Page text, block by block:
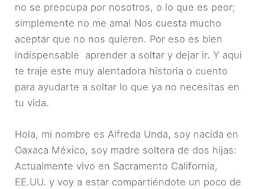
no se preocupa por nosotros, o lo que es peor;
simplemente no me ama! Nos cuesta mucho
aceptar que no nos quieren. Por eso es bien
indispensable aprender a soltar y dejar ir. Y aqui
te traje este muy alentadora historia o cuento
para ayudarte a soltar lo que ya no necesitas en
tu vida.
Hola, mi nombre es Alfreda Unda, soy nacida en
Oaxaca México, soy madre soltera de dos hijas:
Actualmente vivo en Sacramento California,
EE.UU. y voy a estar compartiéndote un poco de